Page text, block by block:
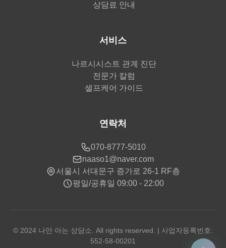
상담료 안내
서비스
나르시시스트 관계 진단
전문가 칼럼
셀프케어 가이드
연락처
070-8777-5010
naaso1@naver.com
서울시 서대문구 증가로 26-1 RF층
평일/공휴일 09:00 - 22:00
© 2024 나만 아는 상담소. All rights reserved. | 사업자등록번호:
552-58-00201